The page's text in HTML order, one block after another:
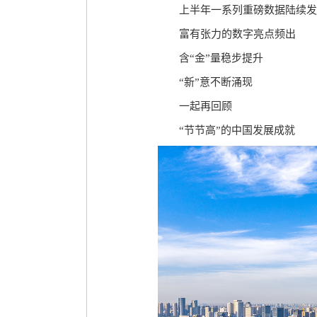
上半年一系列重磅数据陆续
富有张力的数字亮点频出
含“金”量稳步提升
“新”意不断涌现
一起再回顾
“节节高”的中国发展成就